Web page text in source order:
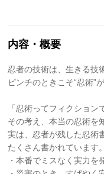
内容・概要
忍者の技術は、生きる技
ピンチのときこそ“忍術”
「忍術ってフィクショ
その考え、本当の忍術を
実は、忍者が残した忍術
たくさん書かれています。
・本番でミスなく実力を